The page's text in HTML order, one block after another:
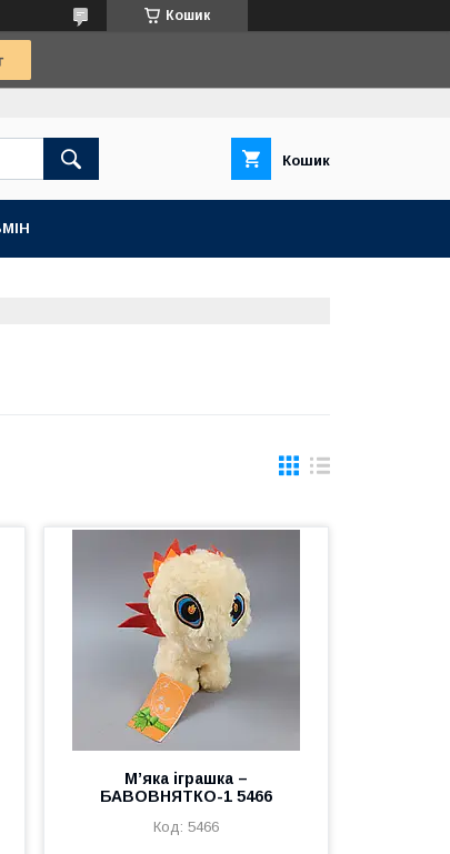
Кошик
Кошик
М’яка іграшка –
БАВОВНЯТКО-1 5466
5466